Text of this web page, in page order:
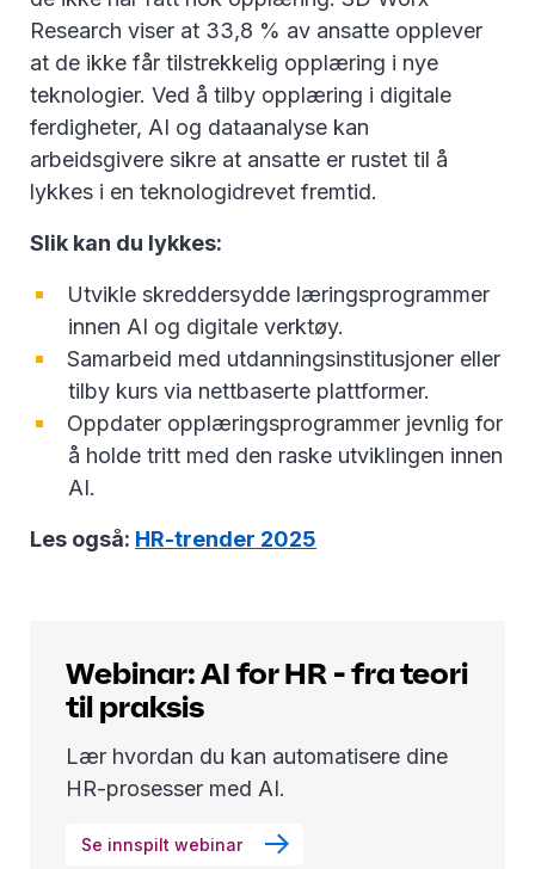
Research viser at 33,8 % av ansatte opplever
at de ikke får tilstrekkelig opplæring i nye
teknologier. Ved å tilby opplæring i digitale
ferdigheter, AI og dataanalyse kan
arbeidsgivere sikre at ansatte er rustet til å
lykkes i en teknologidrevet fremtid.
Slik kan du lykkes:
Utvikle skreddersydde læringsprogrammer
innen AI og digitale verktøy.
Samarbeid med utdanningsinstitusjoner eller
tilby kurs via nettbaserte plattformer.
Oppdater opplæringsprogrammer jevnlig for
å holde tritt med den raske utviklingen innen
AI.
Les også: HR-trender 2025
Webinar: AI for HR - fra teori
til praksis
Lær hvordan du kan automatisere dine
HR-prosesser med AI.
Se innspilt webinar